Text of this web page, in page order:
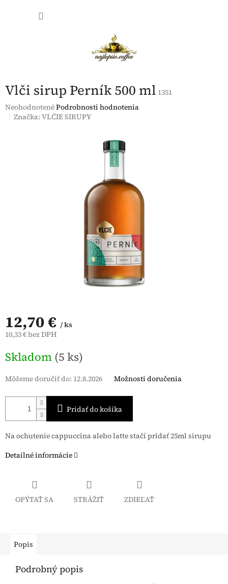
Vlči sirup Perník 500 ml 1351
Priemerné
hodnotenie
NeohodnotenéPodrobnosti hodnotenia
Značka:VLČIE SIRUPY
12,70 € / ks
10,33 € bez DPH
cena:
Skladom (5 ks)
Môžeme doručiť do: 12.8.2026 Možnosti doručenia
Pridať do košíka
Na ochutenie cappuccina alebo latte stačí pridať 25ml sirupu
Detailné informácie
OPÝTAŤ SA STRÁŽIŤ ZDIEĽAŤ
Popis
Podrobný popis